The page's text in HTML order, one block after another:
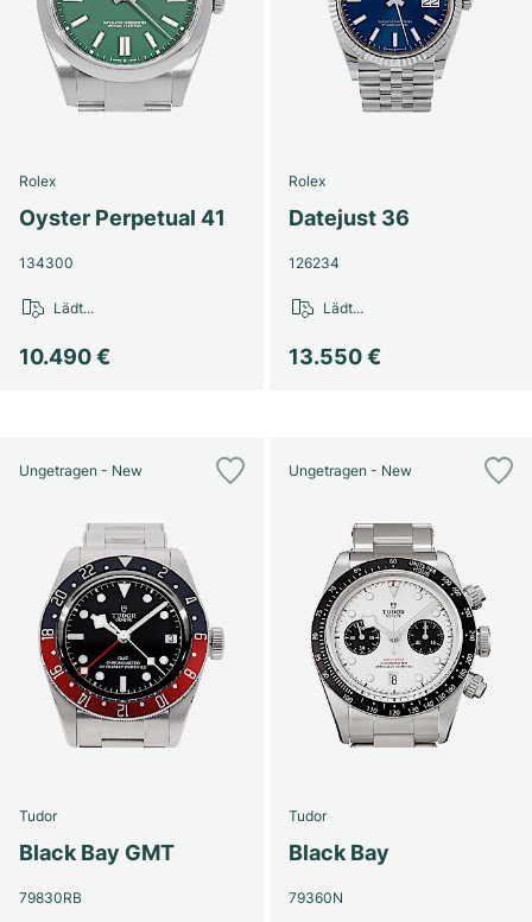
Rolex
Oyster Perpetual 41
134300
10.490 €
Lädt...
Rolex
Datejust 36
126234
13.550 €
Lädt...
Ungetragen - New
Tudor
Black Bay GMT
79830RB
Ungetragen - New
Tudor
Black Bay
79360N